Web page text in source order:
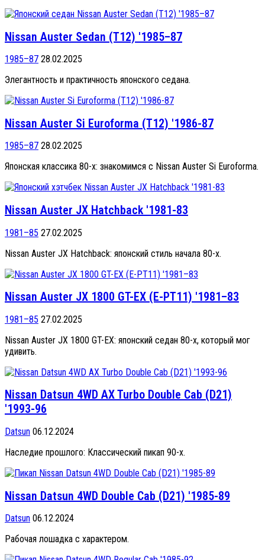
Nissan Auster Sedan (T12) '1985–87
1985–87 28.02.2025
Элегантность и практичность японского седана.
Nissan Auster Si Euroforma (T12) '1986-87
1985–87 28.02.2025
Японская классика 80-х: знакомимся с Nissan Auster Si Euroforma.
Nissan Auster JX Hatchback '1981-83
1981–85 27.02.2025
Nissan Auster JX Hatchback: японский стиль начала 80-х.
Nissan Auster JX 1800 GT-EX (E-PT11) '1981–83
1981–85 27.02.2025
Nissan Auster JX 1800 GT-EX: японский седан 80-х, который мог
удивить.
Nissan Datsun 4WD AX Turbo Double Cab (D21)
'1993-96
Datsun 06.12.2024
Наследие прошлого: Классический пикап 90-х.
Nissan Datsun 4WD Double Cab (D21) '1985-89
Datsun 06.12.2024
Рабочая лошадка с характером.